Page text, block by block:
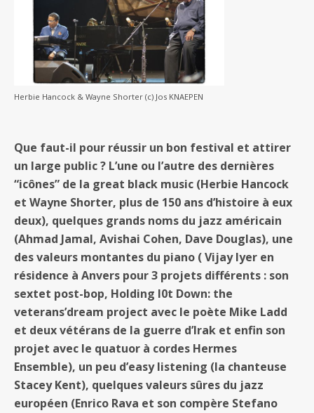
Herbie Hancock & Wayne Shorter (c) Jos KNAEPEN
Que faut-il pour réussir un bon festival et attirer
un large public ? L’une ou l’autre des dernières
“icônes” de la great black music (Herbie Hancock
et Wayne Shorter, plus de 150 ans d’histoire à eux
deux), quelques grands noms du jazz américain
(Ahmad Jamal, Avishai Cohen, Dave Douglas), une
des valeurs montantes du piano ( Vijay Iyer en
résidence à Anvers pour 3 projets différents : son
sextet post-bop, Holding I0t Down: the
veterans’dream project avec le poète Mike Ladd
et deux vétérans de la guerre d’Irak et enfin son
projet avec le quatuor à cordes Hermes
Ensemble), un peu d’easy listening (la chanteuse
Stacey Kent), quelques valeurs sûres du jazz
européen (Enrico Rava et son compère Stefano